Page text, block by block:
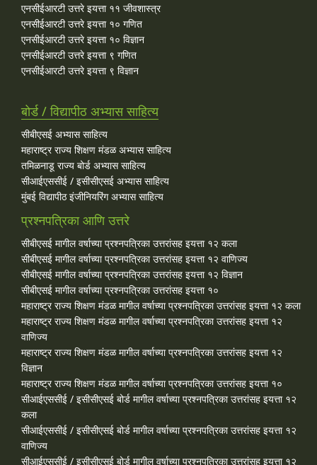
एनसीईआरटी उत्तरे इयत्ता ११ जीवशास्त्र
एनसीईआरटी उत्तरे इयत्ता १० गणित
एनसीईआरटी उत्तरे इयत्ता १० विज्ञान
एनसीईआरटी उत्तरे इयत्ता ९ गणित
एनसीईआरटी उत्तरे इयत्ता ९ विज्ञान
बोर्ड / विद्यापीठ अभ्यास साहित्य
सीबीएसई अभ्यास साहित्य
महाराष्ट्र राज्य शिक्षण मंडळ अभ्यास साहित्य
तमिळनाडू राज्य बोर्ड अभ्यास साहित्य
सीआईएससीई / इसीसीएसई अभ्यास साहित्य
मुंबई विद्यापीठ इंजीनियरिंग अभ्यास साहित्य
प्रश्नपत्रिका आणि उत्तरे
सीबीएसई मागील वर्षाच्या प्रश्‍नपत्रिका उत्तरांसह इयत्ता १२ कला
सीबीएसई मागील वर्षाच्या प्रश्‍नपत्रिका उत्तरांसह इयत्ता १२ वाणिज्य
सीबीएसई मागील वर्षाच्या प्रश्‍नपत्रिका उत्तरांसह इयत्ता १२ विज्ञान
सीबीएसई मागील वर्षाच्या प्रश्‍नपत्रिका उत्तरांसह इयत्ता १०
महाराष्ट्र राज्य शिक्षण मंडळ मागील वर्षाच्या प्रश्‍नपत्रिका उत्तरांसह इयत्ता १२ कला
महाराष्ट्र राज्य शिक्षण मंडळ मागील वर्षाच्या प्रश्‍नपत्रिका उत्तरांसह इयत्ता १२
वाणिज्य
महाराष्ट्र राज्य शिक्षण मंडळ मागील वर्षाच्या प्रश्‍नपत्रिका उत्तरांसह इयत्ता १२
विज्ञान
महाराष्ट्र राज्य शिक्षण मंडळ मागील वर्षाच्या प्रश्‍नपत्रिका उत्तरांसह इयत्ता १०
सीआईएससीई / इसीसीएसई बोर्ड मागील वर्षाच्या प्रश्‍नपत्रिका उत्तरांसह इयत्ता १२
कला
सीआईएससीई / इसीसीएसई बोर्ड मागील वर्षाच्या प्रश्‍नपत्रिका उत्तरांसह इयत्ता १२
वाणिज्य
सीआईएससीई / इसीसीएसई बोर्ड मागील वर्षाच्या प्रश्‍नपत्रिका उत्तरांसह इयत्ता १२